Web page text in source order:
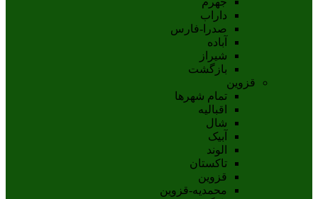
داراب
صدرا-فارس
آباده
شيراز
بازگشت
قزوین
تمام شهر‌ها
اقبالیه
شال
آبيک
الوند
تاکستان
قزوين
محمديه-قزوين